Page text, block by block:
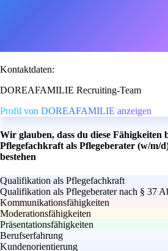
Kontaktdaten:
DOREAFAMILIE Recruiting-Team
Profil von DOREAFAMILIE anzeigen
Wir glauben, dass du diese Fähigkeiten
Pflegefachkraft als Pflegeberater (w/m/
bestehen
Qualifikation als Pflegefachkraft
Qualifikation als Pflegeberater nach § 37
Kommunikationsfähigkeiten
Moderationsfähigkeiten
Präsentationsfähigkeiten
Berufserfahrung
Kundenorientierung